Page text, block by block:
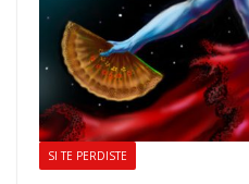
SI TE PERDISTE